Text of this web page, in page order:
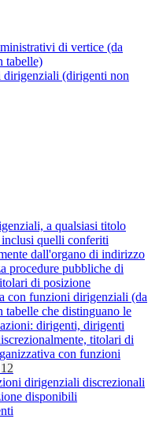
di vertice (da
tabelle)
(dirigenti non
a qualsiasi titolo
quelli conferiti
dall'organo di indirizzo
procedure pubbliche di
di posizione
con funzioni dirigenziali (da
tabelle che distinguano le
dirigenti, dirigenti
titolari di
con funzioni
12
dirigenziali discrezionali
disponibili